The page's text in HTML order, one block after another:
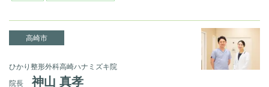
高崎市
ひかり整形外科高崎ハナミズキ院
院長
神山 真孝